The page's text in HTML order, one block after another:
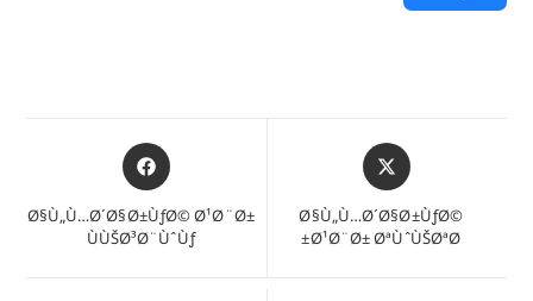
يفتح
في
جديدة
Ø§Ù„Ù…Ø´Ø§Ø±ÙƒØ©
Ø¹Ø¨Ø± ØªÙˆÙŠØªØ±
يفتح
في
نافذة
جديدة
Ø§Ù„Ù…Ø´Ø§Ø±ÙƒØ© Ø¹Ø¨Ø±
ÙÙŠØ³Ø¨ÙˆÙƒ